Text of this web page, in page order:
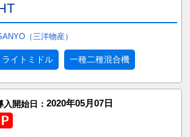
（三洋物産）
ライトミドル 一種二種混合機
入開始日： 2020年05月07日